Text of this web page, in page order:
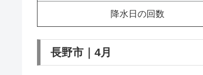
降水日の回数
長野市｜4月